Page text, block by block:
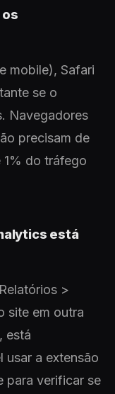
mobile), Safari
se o
Navegadores
precisam de
1% do tráfego
está
>
site em outra
está
usar a extensão
para verificar se